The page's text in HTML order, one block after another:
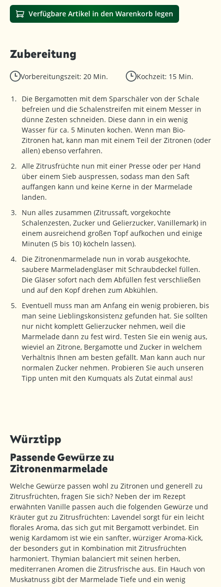
Verfügbare Artikel in den Warenkorb legen
Zubereitung
Vorbereitungszeit: 20 Min. Kochzeit: 15 Min.
Die Bergamotten mit dem Sparschäler von der Schale
befreien und die Schalenstreifen mit einem Messer in
dünne Zesten schneiden. Diese dann in ein wenig
Wasser für ca. 5 Minuten kochen. Wenn man Bio-
Zitronen hat, kann man mit einem Teil der Zitronen (oder
allen) ebenso verfahren.
Alle Zitrusfrüchte nun mit einer Presse oder per Hand
über einem Sieb auspressen, sodass man den Saft
auffangen kann und keine Kerne in der Marmelade
landen.
Nun alles zusammen (Zitrussaft, vorgekochte
Schalenzesten, Zucker und Gelierzucker, Vanillemark) in
einem ausreichend großen Topf aufkochen und einige
Minuten (5 bis 10) köcheln lassen).
Die Zitronenmarmelade nun in vorab ausgekochte,
saubere Marmeladengläser mit Schraubdeckel füllen.
Die Gläser sofort nach dem Abfüllen fest verschließen
und auf den Kopf drehen zum Abkühlen.
Eventuell muss man am Anfang ein wenig probieren, bis
man seine Lieblingskonsistenz gefunden hat. Sie sollten
nur nicht komplett Gelierzucker nehmen, weil die
Marmelade dann zu fest wird. Testen Sie ein wenig aus,
wieviel an Zitrone, Bergamotte und Zucker in welchem
Verhältnis Ihnen am besten gefällt. Man kann auch nur
normalen Zucker nehmen. Probieren Sie auch unseren
Tipp unten mit den Kumquats als Zutat einmal aus!
Würztipp
Passende Gewürze zu
Zitronenmarmelade
Welche Gewürze passen wohl zu Zitronen und generell zu
Zitrusfrüchten, fragen Sie sich? Neben der im Rezept
erwähnten Vanille passen auch die folgenden Gewürze und
Kräuter gut zu Zitrusfrüchten: Lavendel sorgt für ein leicht
florales Aroma, das sich gut mit Bergamott verbindet. Ein
wenig Kardamom ist wie ein sanfter, würziger Aroma-Kick,
der besonders gut in Kombination mit Zitrusfrüchten
harmoniert. Thymian balanciert mit seinen herben,
mediterranen Aromen die Zitrusfrische aus. Ein Hauch von
Muskatnuss gibt der Marmelade Tiefe und ein wenig